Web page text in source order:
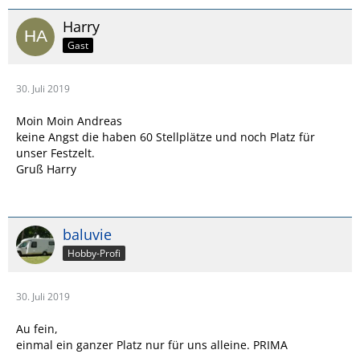
Harry
Gast
30. Juli 2019
Moin Moin Andreas
keine Angst die haben 60 Stellplätze und noch Platz für
unser Festzelt.
Gruß Harry
baluvie
Hobby-Profi
30. Juli 2019
Au fein,
einmal ein ganzer Platz nur für uns alleine. PRIMA